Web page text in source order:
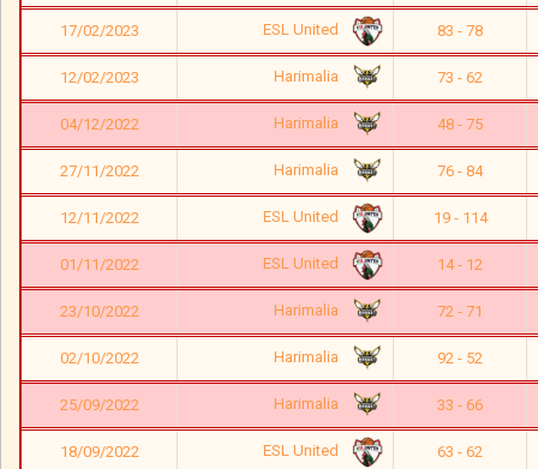
17/02/2023 ESL United 83 - 78
12/02/2023 Harimalia 73 - 62
04/12/2022 Harimalia 48 - 75
27/11/2022 Harimalia 76 - 84
12/11/2022 ESL United 19 - 114
01/11/2022 ESL United 14 - 12
23/10/2022 Harimalia 72 - 71
02/10/2022 Harimalia 92 - 52
25/09/2022 Harimalia 33 - 66
18/09/2022 ESL United 63 - 62